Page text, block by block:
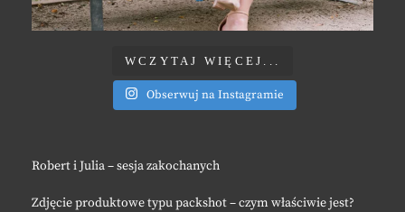
WCZYTAJ WIĘCEJ...
Obserwuj na Instagramie
Robert i Julia – sesja zakochanych
Zdjęcie produktowe typu packshot – czym właściwie jest?